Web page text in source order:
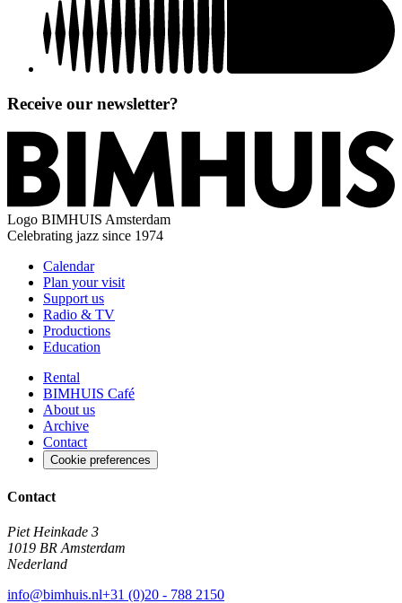
Receive our newsletter?
Logo BIMHUIS Amsterdam
Celebrating jazz since 1974
Calendar
Plan your visit
Support us
Radio & TV
Productions
Education
Rental
BIMHUIS Café
About us
Archive
Contact
Cookie preferences
Contact
Piet Heinkade 3
1019 BR Amsterdam
Nederland
info@bimhuis.nl+31 (0)20 - 788 2150